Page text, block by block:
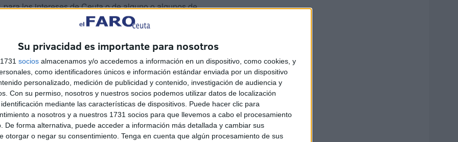
Su privacidad es importante para nosotros
socios almacenamos y/o accedemos a información en un dispositivo, como cookies, y
como identificadores únicos e información estándar enviada por un dispositivo
personalizado, medición de publicidad y contenido, investigación de audiencia y
Con su permiso, nosotros y nuestros socios podemos utilizar datos de localización
mediante las características de dispositivos. Puede hacer clic para
a nosotros y a nuestros 1731 socios para que llevemos a cabo el procesamiento
De forma alternativa, puede acceder a información más detallada y cambiar sus
otorgar o negar su consentimiento. Tenga en cuenta que algún procesamiento de sus
los intereses de Ceuta o de alguno o algunos de
conforman la realidad ceutí”, es decir, a la cristiana, la
la idiosincrasia y esencia de la sociedad de Ceuta y
únicos que se han opuesto a la medalla han sido los